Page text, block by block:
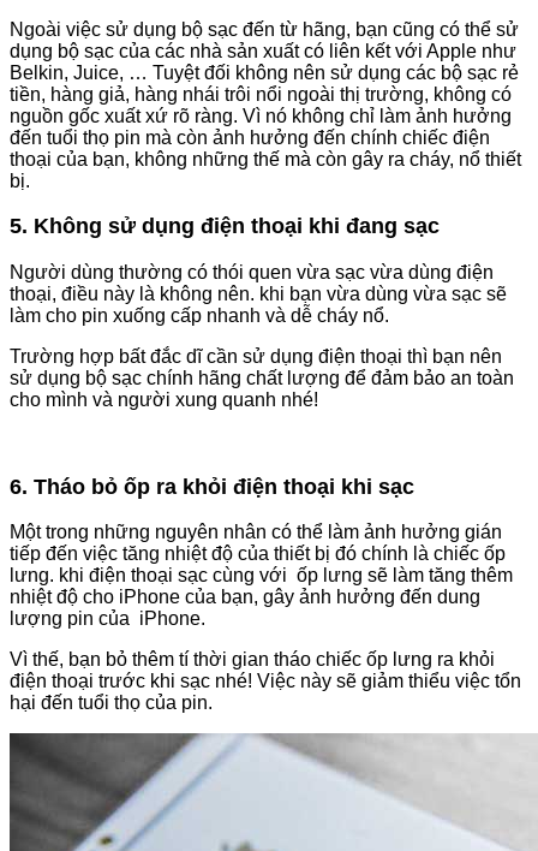
Ngoài việc sử dụng bộ sạc đến từ hãng, bạn cũng có thể sử
dụng bộ sạc của các nhà sản xuất có liên kết với Apple như
Belkin, Juice, … Tuyệt đối không nên sử dụng các bộ sạc rẻ
tiền, hàng giả, hàng nhái trôi nổi ngoài thị trường, không có
nguồn gốc xuất xứ rõ ràng. Vì nó không chỉ làm ảnh hưởng
đến tuổi thọ pin mà còn ảnh hưởng đến chính chiếc điện
thoại của bạn, không những thế mà còn gây ra cháy, nổ thiết
bị.
5. Không sử dụng điện thoại khi đang sạc
Người dùng thường có thói quen vừa sạc vừa dùng điện
thoại, điều này là không nên. khi bạn vừa dùng vừa sạc sẽ
làm cho pin xuống cấp nhanh và dễ cháy nổ.
Trường hợp bất đắc dĩ cần sử dụng điện thoại thì bạn nên
sử dụng bộ sạc chính hãng chất lượng để đảm bảo an toàn
cho mình và người xung quanh nhé!
6. Tháo bỏ ốp ra khỏi điện thoại khi sạc
Một trong những nguyên nhân có thể làm ảnh hưởng gián
tiếp đến việc tăng nhiệt độ của thiết bị đó chính là chiếc ốp
lưng. khi điện thoại sạc cùng với ốp lưng sẽ làm tăng thêm
nhiệt độ cho iPhone của bạn, gây ảnh hưởng đến dung
lượng pin của iPhone.
Vì thế, bạn bỏ thêm tí thời gian tháo chiếc ốp lưng ra khỏi
điện thoại trước khi sạc nhé! Việc này sẽ giảm thiểu việc tổn
hại đến tuổi thọ của pin.